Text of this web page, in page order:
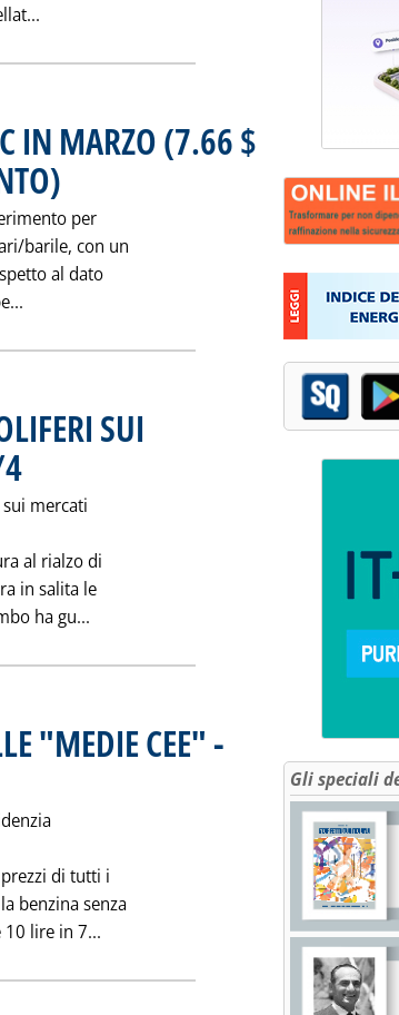
Leggi tutta la notizia: 'PARI A 170.200 LIRE/
IN MARZO (7.66 $
per
barile, con un
al dato
Leggi tutta la notizia: 'A 13.34 $/B IL "PANIERE"
SUI
mercati
al rialzo di
in salita le
ha gu...
"MEDIE CEE" -
di tutti i
benzina senza
10 lire in 7... Leggi tutta la notizia: 'INVERSIONE DI
Gli speciali